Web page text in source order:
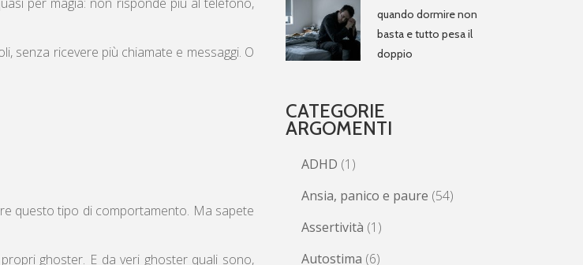
senza ricevere più chiamate e messaggi. O
questo tipo di comportamento. Ma sapete
ghoster. E da veri ghoster quali sono,
quando dormire non
basta e tutto pesa il
doppio
CATEGORIE
ARGOMENTI
ADHD (1)
Ansia, panico e paure (54)
Assertività (1)
Autostima (6)